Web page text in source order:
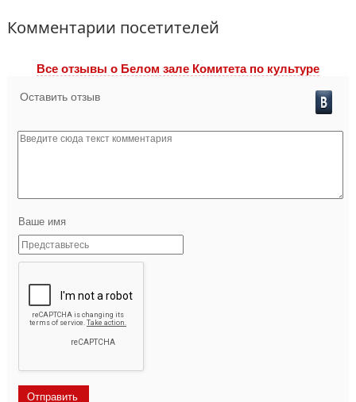
Комментарии посетителей
Все отзывы o Белом зале Комитета по культуре
Оставить отзыв
Ваше имя